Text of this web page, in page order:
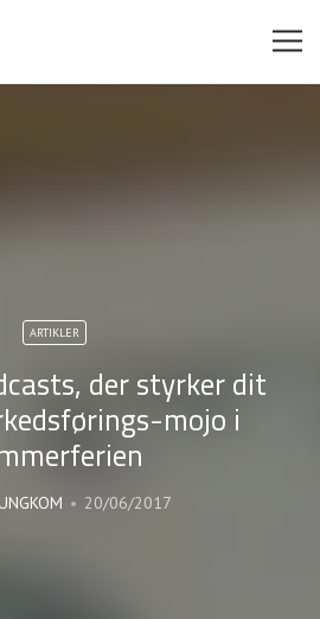
ARTIKLER
der styrker dit
mojo i
20/06/2017